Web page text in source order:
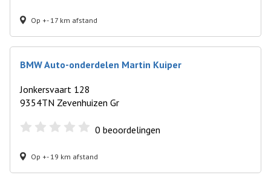
Op +- 17 km afstand
BMW Auto-onderdelen Martin Kuiper
Jonkersvaart 128
9354TN Zevenhuizen Gr
0 beoordelingen
Op +- 19 km afstand